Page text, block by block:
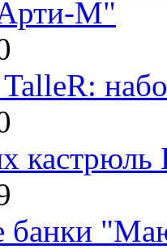
М"
кастрюль
банки